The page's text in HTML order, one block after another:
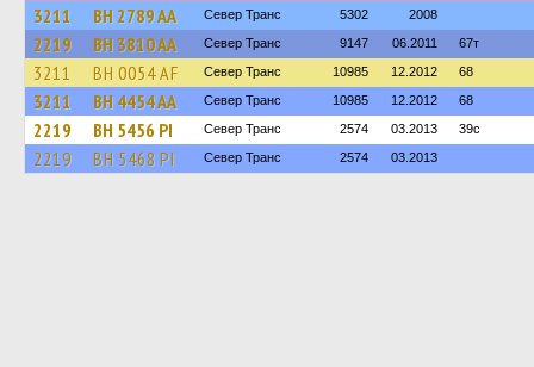
3211 BH 2789 AA Север Транс 5302 2008
2219 BH 3810 AA Север Транс 9147 06.2011 67т
3211 BH 0054 AF Север Транс 10985 12.2012 68
3211 BH 4454 AA Север Транс 10985 12.2012 68
2219 BH 5456 PI Север Транс 2574 03.2013 39с
2219 BH 5468 PI Север Транс 2574 03.2013